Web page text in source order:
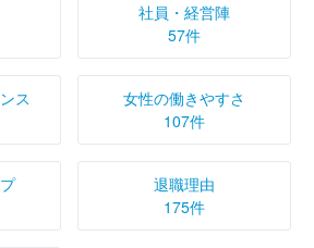
社員・経営陣
57件
ス
女性の働きやすさ
107件
退職理由
175件